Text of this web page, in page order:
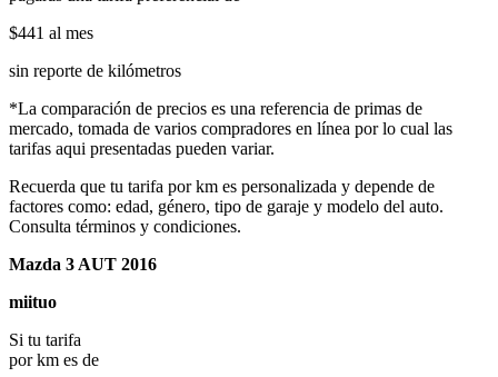
$441 al mes
sin reporte de kilómetros
*La comparación de precios es una referencia de primas de
mercado, tomada de varios compradores en línea por lo cual las
tarifas aqui presentadas pueden variar.
Recuerda que tu tarifa por km es personalizada y depende de
factores como: edad, género, tipo de garaje y modelo del auto.
Consulta términos y condiciones.
Mazda 3 AUT 2016
miituo
Si tu tarifa
por km es de